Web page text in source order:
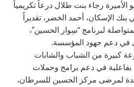
رجاء بنت طلال درعاً تكريمياً
الإسكان، أحمد الخضر، تقديراً
لبرنامج “سِوار الحسين”،
في دعم جهود المؤسسة.
كبيرة من الشباب والشابات
بفاعلية في دعم برامج وحملات
لمرضى مركز الحسين للسرطان،